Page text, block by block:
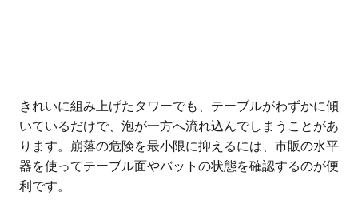
きれいに組み上げたタワーでも、テーブルがわずかに傾
いているだけで、泡が一方へ流れ込んでしまうことがあ
ります。崩落の危険を最小限に抑えるには、市販の水平
器を使ってテーブル面やバットの状態を確認するのが便
利です。